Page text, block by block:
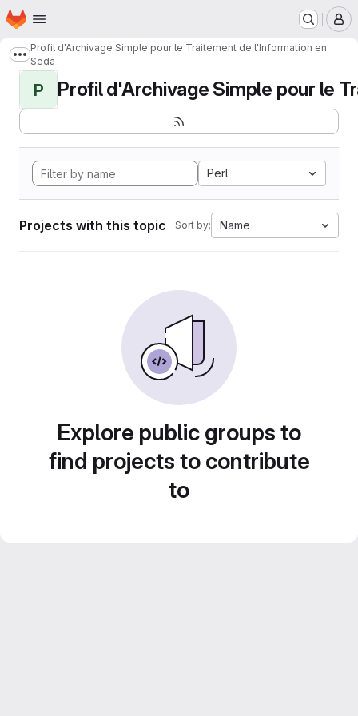
Skip to main content
Homepage
Show more breadcrumbs
Profil d'Archivage Simple pour le Traitement de l'Information en
Seda
P Profil d'Archivage Simple pour le
Perl
Projects with this topic Sort by: Name
Explore public groups to
find projects to contribute
to